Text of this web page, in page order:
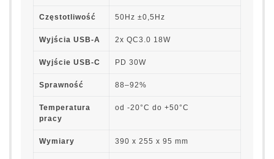
Częstotliwość 50Hz ±0,5Hz
Wyjścia USB-A 2x QC3.0 18W
Wyjście USB-C PD 30W
Sprawność 88–92%
Temperatura
pracy
od -20°C do +50°C
Wymiary 390 x 255 x 95 mm